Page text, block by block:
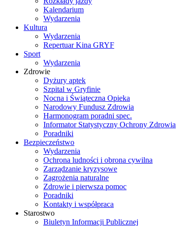
Kalendarium
Wydarzenia
Kultura
Wydarzenia
Repertuar Kina GRYF
Sport
Wydarzenia
Zdrowie
Dyżury aptek
Szpital w Gryfinie
Nocna i Świąteczna Opieka
Narodowy Fundusz Zdrowia
Harmonogram poradni spec.
Informator Statystyczny Ochrony Zdrowia
Poradniki
Bezpieczeństwo
Wydarzenia
Ochrona ludności i obrona cywilna
Zarządzanie kryzysowe
Zagrożenia naturalne
Zdrowie i pierwsza pomoc
Poradniki
Kontakty i współpraca
Starostwo
Biuletyn Informacji Publicznej